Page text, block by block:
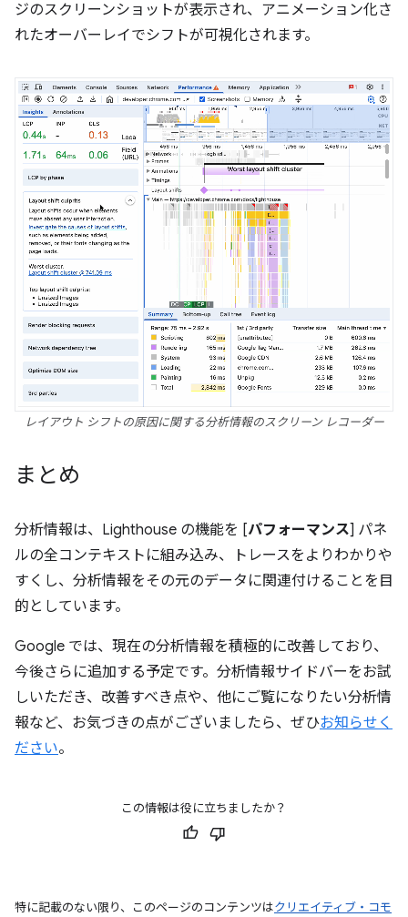
ジのスクリーンショットが表示され、アニメーション化さ
れたオーバーレイでシフトが可視化されます。
レイアウト シフトの原因に関する分析情報のスクリーン レコーダー
まとめ
分析情報は、Lighthouse の機能を [パフォーマンス] パネ
ルの全コンテキストに組み込み、トレースをよりわかりや
すくし、分析情報をその元のデータに関連付けることを目
的としています。
Google では、現在の分析情報を積極的に改善しており、
今後さらに追加する予定です。分析情報サイドバーをお試
しいただき、改善すべき点や、他にご覧になりたい分析情
報など、お気づきの点がございましたら、ぜひお知らせく
ださい。
この情報は役に立ちましたか？
特に記載のない限り、このページのコンテンツはクリエイティブ・コモ